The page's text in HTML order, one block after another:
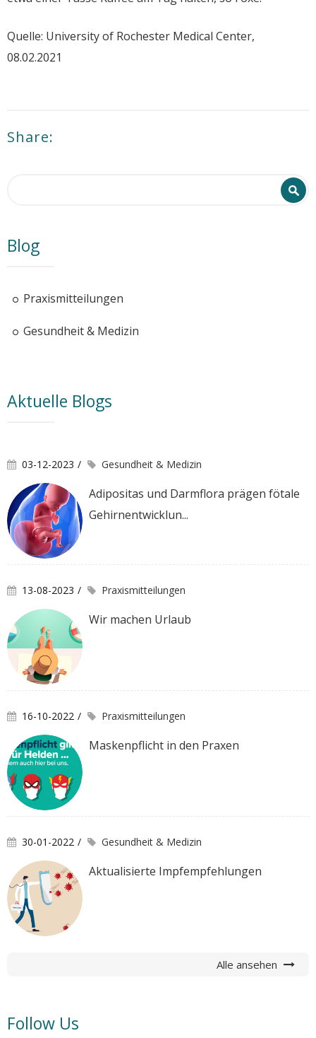
Quelle: University of Rochester Medical Center,
08.02.2021
Share:
Blog
Praxismitteilungen
Gesundheit & Medizin
Aktuelle Blogs
03-12-2023 Gesundheit & Medizin
Adipositas und Darmflora prägen fötale
Gehirnentwicklun...
13-08-2023 Praxismitteilungen
Wir machen Urlaub
16-10-2022 Praxismitteilungen
Maskenpflicht in den Praxen
30-01-2022 Gesundheit & Medizin
Aktualisierte Impfempfehlungen
Alle ansehen
Follow Us